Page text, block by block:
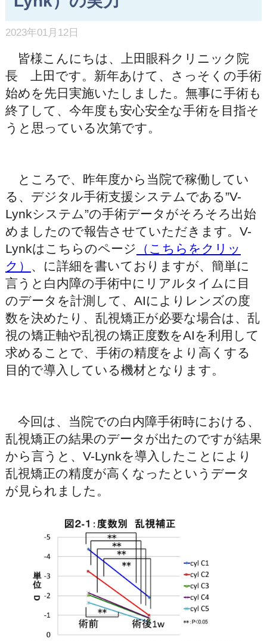
2023年01月12日
皆様こんにちは、上田眼科クリニック院
長 上田です。新年あけて、さっそくの手術
始めを先日実施いたしました。無事に手術も
終了して、今年度も安心安全な手術を目指そ
うと思っている次第です。
ところで、昨年度から当院で稼働してい
る、デジタル手術支援システムである”V-
Lynkシステム”の手術データがそろそろ出始
めましたので報告させていただきます。V-
Lynkはこちらのページ （こちらをクリッ
ク） 、に詳細を書いておりますが、簡単に
言うと白内障の手術中にリアルタイムに目
のデータを計測して、AIによりレンズの度
数を決めたり、乱視矯正が必要な場合は、乱
視の矯正軸や乱視の矯正度数をAIを利用して
求めることで、手術の精度をより高くする
目的で導入している機材となります。
今回は、当院での白内障手術時における、
乱視矯正の結果のデータが出たのですが結果
から言うと、V-Lynkを導入したことにより
乱視矯正の精度が高くなったというデータ
が見られました。